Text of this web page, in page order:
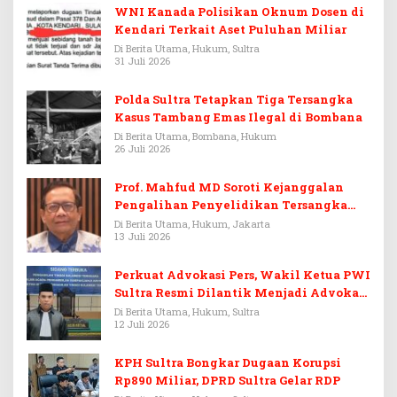
WNI Kanada Polisikan Oknum Dosen di
Kendari Terkait Aset Puluhan Miliar
Di Berita Utama, Hukum, Sultra
31 Juli 2026
Polda Sultra Tetapkan Tiga Tersangka
Kasus Tambang Emas Ilegal di Bombana
Di Berita Utama, Bombana, Hukum
26 Juli 2026
Prof. Mahfud MD Soroti Kejanggalan
Pengalihan Penyelidikan Tersangka
Febrie Adriansyah
Di Berita Utama, Hukum, Jakarta
13 Juli 2026
Perkuat Advokasi Pers, Wakil Ketua PWI
Sultra Resmi Dilantik Menjadi Advokat
PERADI
Di Berita Utama, Hukum, Sultra
12 Juli 2026
KPH Sultra Bongkar Dugaan Korupsi
Rp890 Miliar, DPRD Sultra Gelar RDP